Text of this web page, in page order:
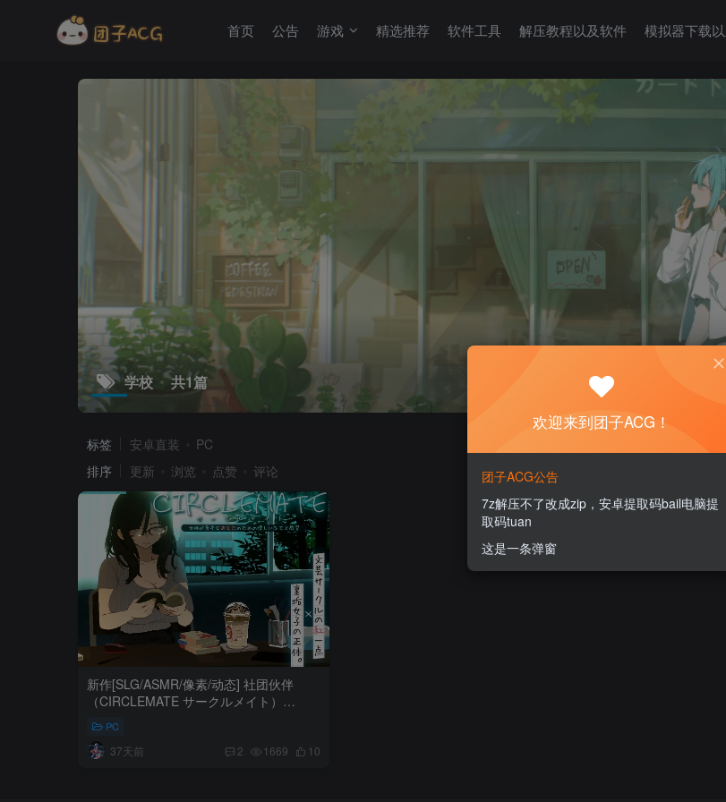
首页 公告 游戏 精选推荐 软件工具 解压教程以及软件 模拟器下载
学校 共1篇
标签 安卓直装
PC
排序
更新 浏览 点赞 评论
新作[SLG/ASMR/像素/动态] 社团伙伴
（CIRCLEMATE サークルメイト）
PC
37天前 2 1669 10
欢迎来到团子ACG！
团子ACG公告
7z解压不了改成zip，安卓提取码bail电脑提
取码tuan
这是一条弹窗